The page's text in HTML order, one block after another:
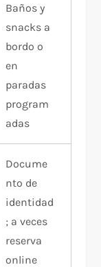
Baños y
snacks a
bordo o
en
paradas
program
adas
Docume
nto de
identidad
; a veces
reserva
online